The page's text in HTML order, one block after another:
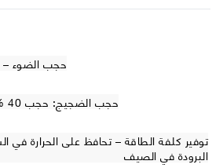
حجب الضوء – حجب 99%
حجب الضجيج: حجب 40 % من الضجيج الخارجيّ
توفير كلفة الطاقة – تحافظ على الحرارة في
البرودة في الصيف